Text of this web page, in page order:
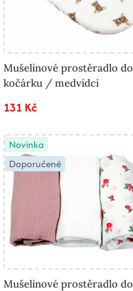
Mušelínové prostěradlo do
kočárku / medvídci
131 Kč
Novinka
Doporučené
Mušelínové prostěradlo do